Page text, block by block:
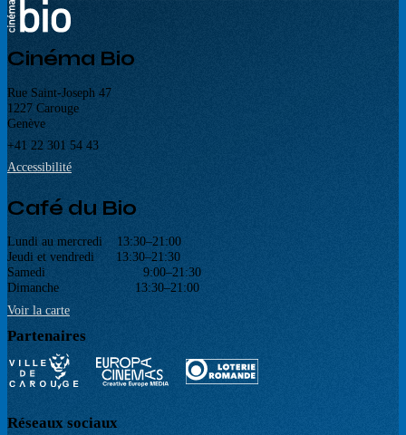
Cinéma Bio
Rue Saint-Joseph 47
1227 Carouge
Genève
+41 22 301 54 43
Accessibilité
Café du Bio
Lundi au mercredi 13:30–21:00
Jeudi et vendredi 13:30–21:30
Samedi 9:00–21:30
Dimanche 13:30–21:00
Voir la carte
Partenaires
Réseaux sociaux